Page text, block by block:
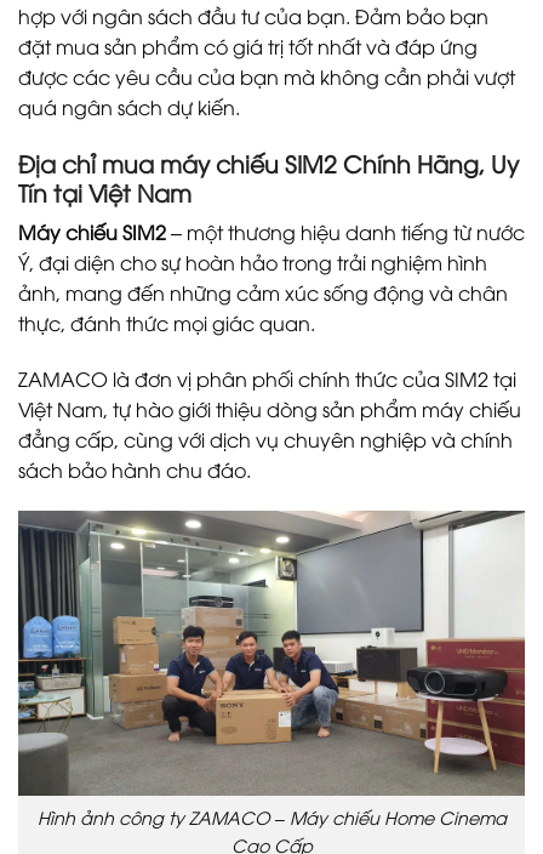
hợp với ngân sách đầu tư của bạn. Đảm bảo bạn
đặt mua sản phẩm có giá trị tốt nhất và đáp ứng
được các yêu cầu của bạn mà không cần phải vượt
quá ngân sách dự kiến.
Địa chỉ mua máy chiếu SIM2 Chính Hãng, Uy
Tín tại Việt Nam
Máy chiếu SIM2– một thương hiệu danh tiếng từ nước
Ý, đại diện cho sự hoàn hảo trong trải nghiệm hình
ảnh, mang đến những cảm xúc sống động và chân
thực, đánh thức mọi giác quan.
ZAMACO là đơn vị phân phối chính thức của SIM2 tại
Việt Nam, tự hào giới thiệu dòng sản phẩm máy chiếu
đẳng cấp, cùng với dịch vụ chuyên nghiệp và chính
sách bảo hành chu đáo.
Hình ảnh công ty ZAMACO – Máy chiếu Home Cinema
Cao Cấp